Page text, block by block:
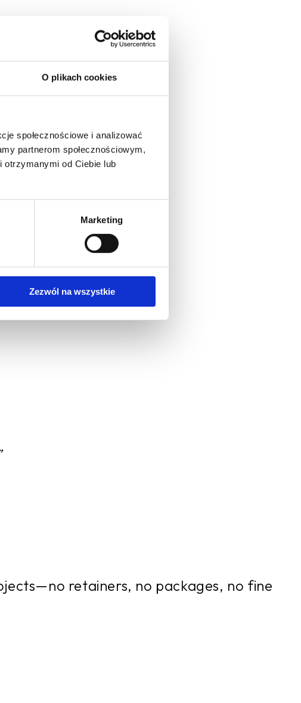
O plikach cookies
społecznościowe i analizować
partnerom społecznościowym,
otrzymanymi od Ciebie lub
Marketing
Zezwól na wszystkie
retainers, no packages, no fine